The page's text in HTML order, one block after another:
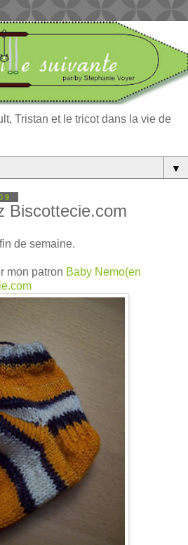
Tristan et le tricot dans la vie de
▼
Biscottecie.com
de semaine.
mon patron Baby Nemo(en